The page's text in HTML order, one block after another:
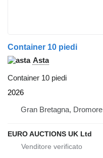
Container 10 piedi
Asta
Container 10 piedi
2026
Gran Bretagna, Dromore
EURO AUCTIONS UK Ltd